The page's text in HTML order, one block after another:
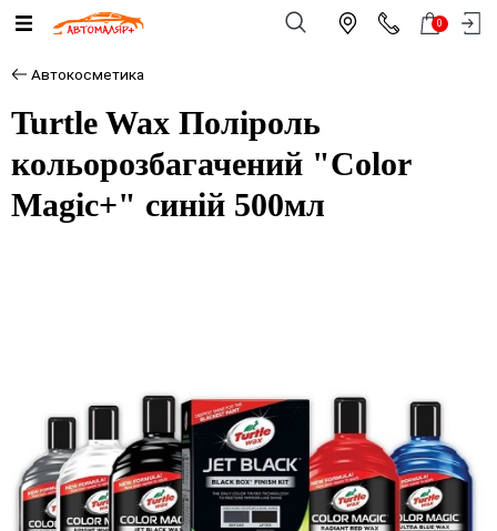
0
Автокосметика
Turtle Wax Поліроль
кольорозбагачений "Color
Magic+" синій 500мл